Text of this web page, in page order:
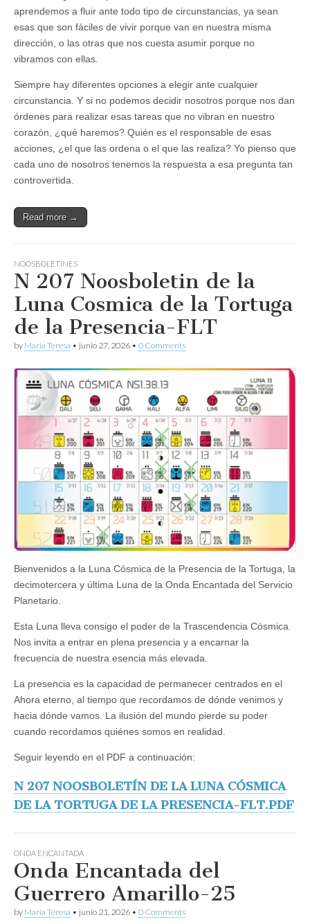
aprendemos a fluir ante todo tipo de circunstancias, ya sean
esas que son fáciles de vivir porque van en nuestra misma
dirección, o las otras que nos cuesta asumir porque no
vibramos con ellas.
Siempre hay diferentes opciones a elegir ante cualquier
circunstancia. Y si no podemos decidir nosotros porque nos dan
órdenes para realizar esas tareas que no vibran en nuestro
corazón, ¿qué haremos? Quién es el responsable de esas
acciones, ¿el que las ordena o el que las realiza? Yo pienso que
cada uno de nosotros tenemos la respuesta a esa pregunta tan
controvertida.
Read more →
NOOSBOLETINES
N 207 Noosboletin de la
Luna Cosmica de la Tortuga
de la Presencia-FLT
by Maria Teresa • junio 27, 2026 • 0 Comments
Bienvenidos a la Luna Cósmica de la Presencia de la Tortuga, la
decimotercera y última Luna de la Onda Encantada del Servicio
Planetario.
Esta Luna lleva consigo el poder de la Trascendencia Cósmica.
Nos invita a entrar en plena presencia y a encarnar la
frecuencia de nuestra esencia más elevada.
La presencia es la capacidad de permanecer centrados en el
Ahora eterno, al tiempo que recordamos de dónde venimos y
hacia dónde vamos. La ilusión del mundo pierde su poder
cuando recordamos quiénes somos en realidad.
Seguir leyendo en el PDF a continuación:
N 207 NOOSBOLETÍN DE LA LUNA CÓSMICA
DE LA TORTUGA DE LA PRESENCIA-FLT.PDF
ONDA ENCANTADA
Onda Encantada del
Guerrero Amarillo-25
by Maria Teresa • junio 21, 2026 • 0 Comments